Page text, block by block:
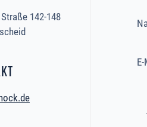
142-148